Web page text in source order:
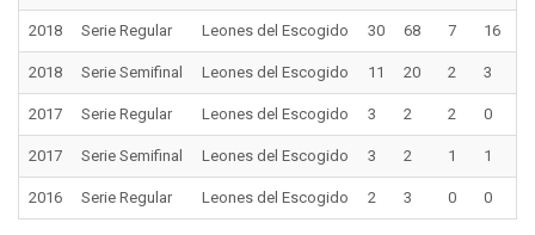
2018 Serie Regular Leones del Escogido 30 68 7 16
2018 Serie Semifinal Leones del Escogido 11 20 2 3
2017 Serie Regular Leones del Escogido 3 2 2 0
2017 Serie Semifinal Leones del Escogido 3 2 1 1
2016 Serie Regular Leones del Escogido 2 3 0 0